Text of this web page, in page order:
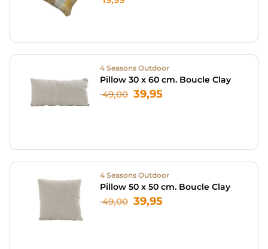
4 Seasons Outdoor
Pillow 30 x 60 cm. Boucle Clay
49,00 39,95
4 Seasons Outdoor
Pillow 50 x 50 cm. Boucle Clay
49,00 39,95